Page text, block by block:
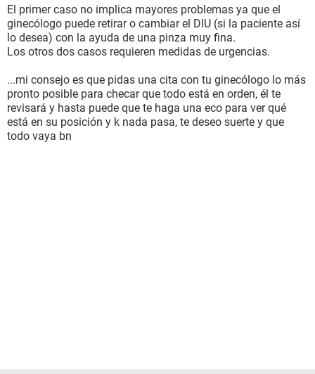
El primer caso no implica mayores problemas ya que el
ginecólogo puede retirar o cambiar el DIU (si la paciente así
lo desea) con la ayuda de una pinza muy fina.
Los otros dos casos requieren medidas de urgencias.
...mi consejo es que pidas una cita con tu ginecólogo lo más
pronto posible para checar que todo está en orden, él te
revisará y hasta puede que te haga una eco para ver qué
está en su posición y k nada pasa, te deseo suerte y que
todo vaya bn